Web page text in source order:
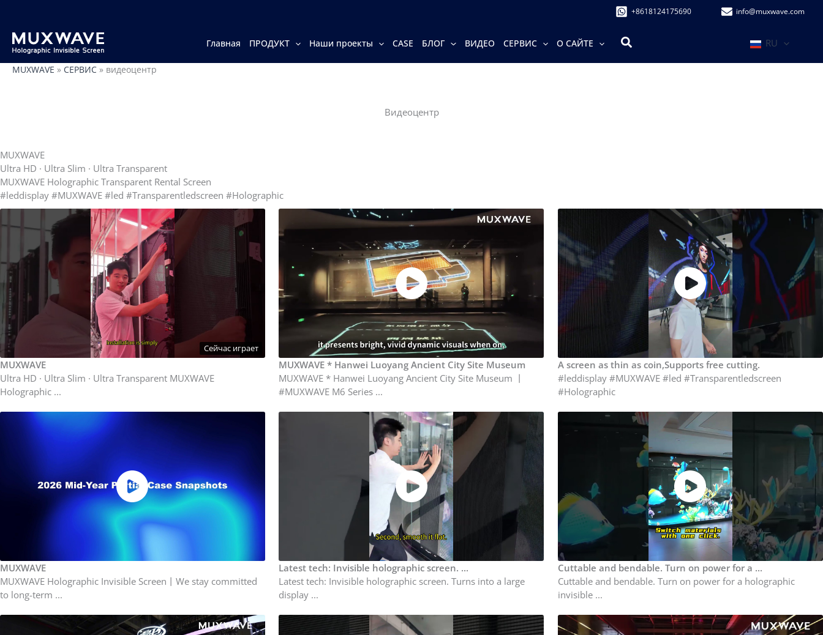
+8618124175690 info@muxwave.com
Главная ПРОДУКТ Наши проекты CASE БЛОГ ВИДЕО СЕРВИС О САЙТЕ Поиск RU
MUXWAVE » СЕРВИС » видеоцентр
Видеоцентр
MUXWAVE
Ultra HD · Ultra Slim · Ultra Transparent
MUXWAVE Holographic Transparent Rental Screen
#leddisplay #MUXWAVE #led #Transparentledscreen #Holographic
Сейчас играет
MUXWAVE
Ultra HD · Ultra Slim · Ultra Transparent MUXWAVE
Holographic ...
MUXWAVE * Hanwei Luoyang Ancient City Site Museum
MUXWAVE * Hanwei Luoyang Ancient City Site Museum 丨
#MUXWAVE M6 Series ...
A screen as thin as coin,Supports free cutting.
#leddisplay #MUXWAVE #led #Transparentledscreen
#Holographic
MUXWAVE
MUXWAVE Holographic Invisible Screen丨We stay committed
to long-term ...
Latest tech: Invisible holographic screen. ...
Latest tech: Invisible holographic screen. Turns into a large
display ...
Cuttable and bendable. Turn on power for a ...
Cuttable and bendable. Turn on power for a holographic
invisible ...